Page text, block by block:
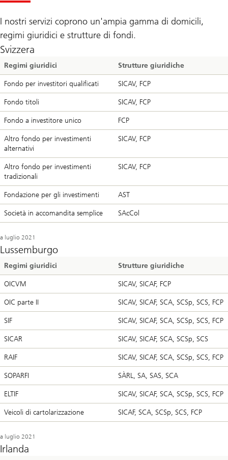
I nostri servizi coprono un'ampia gamma di domicili,
regimi giuridici e strutture di fondi.
Svizzera
Regimi giuridici Strutture giuridiche
Fondo per investitori qualificati SICAV, FCP
Fondo titoli SICAV, FCP
Fondo a investitore unico FCP
Altro fondo per investimenti
alternativi
SICAV, FCP
Altro fondo per investimenti
tradizionali
SICAV, FCP
Fondazione per gli investimenti AST
Società in accomandita semplice SAcCol
a luglio 2021
Lussemburgo
Regimi giuridici Strutture giuridiche
OICVM SICAV, SICAF, FCP
OIC parte II SICAV, SICAF, SCA, SCSp, SCS, FCP
SIF SICAV, SICAF, SCA, SCSp, SCS, FCP
SICAR SICAV, SICAF, SCA, SCSp, SCS
RAIF SICAV, SICAF, SCA, SCSp, SCS, FCP
SOPARFI SÀRL, SA, SAS, SCA
ELTIF SICAV, SICAF, SCA, SCSp, SCS, FCP
Veicoli di cartolarizzazione SICAF, SCA, SCSp, SCS, FCP
a luglio 2021
Irlanda